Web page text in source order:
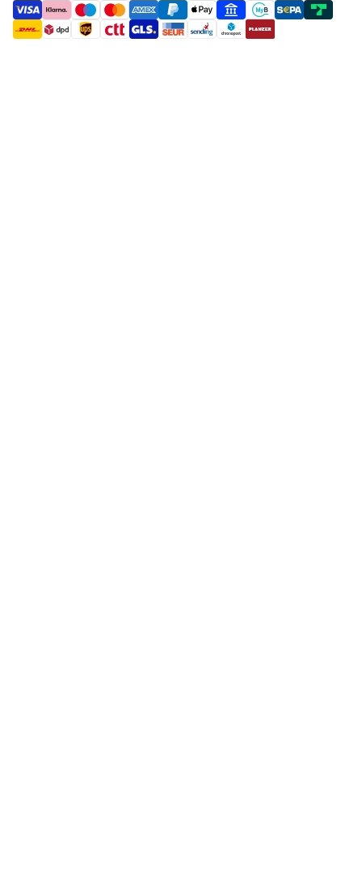
payment methods
shipment methods